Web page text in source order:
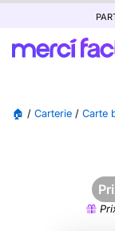
🏠 / Carterie / Carte